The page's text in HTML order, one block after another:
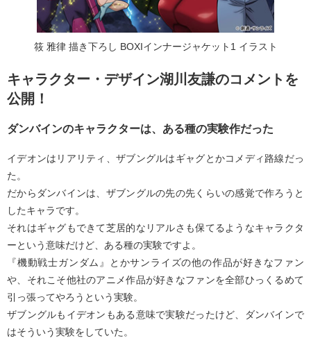
筱 雅律 描き下ろし BOXIインナージャケット1 イラスト
キャラクター・デザイン湖川友謙のコメントを
公開！
ダンバインのキャラクターは、ある種の実験作だった
イデオンはリアリティ、ザブングルはギャグとかコメディ路線だっ
た。
だからダンバインは、ザブングルの先の先くらいの感覚で作ろうと
したキャラです。
それはギャグもできて芝居的なリアルさも保てるようなキャラクタ
ーという意味だけど、ある種の実験ですよ。
『機動戦士ガンダム』とかサンライズの他の作品が好きなファン
や、それこそ他社のアニメ作品が好きなファンを全部ひっくるめて
引っ張ってやろうという実験。
ザブングルもイデオンもある意味で実験だったけど、ダンバインで
はそういう実験をしていた。